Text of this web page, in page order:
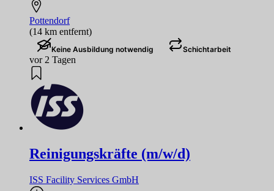
Pottendorf
(14 km entfernt)
Keine Ausbildung notwendig Schichtarbeit
vor 2 Tagen
Reinigungskräfte (m/w/d)
ISS Facility Services GmbH